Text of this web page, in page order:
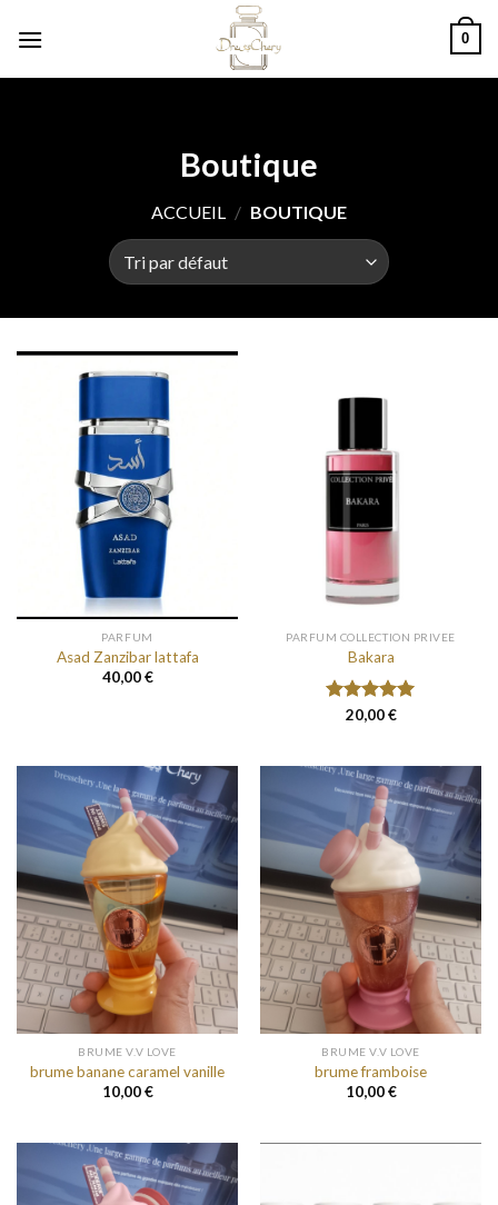
0
Boutique
ACCUEIL / BOUTIQUE
PARFUM
Asad Zanzibar lattafa
40,00€
PARFUM COLLECTION PRIVEE
Bakara
Note5.00
20,00€
BRUME V.V LOVE
brume banane caramel vanille
10,00€
BRUME V.V LOVE
brume framboise
10,00€